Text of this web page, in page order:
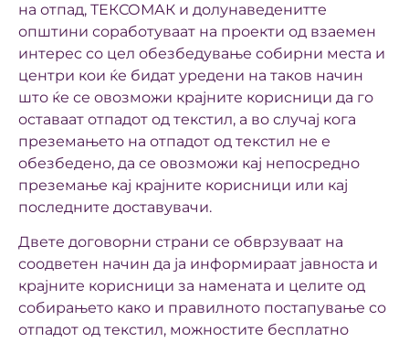
на отпад, ТЕКСОМАК и долунаведенитте
општини соработуваат на проекти од взаемен
интерес со цел обезбедување собирни места и
центри кои ќе бидат уредени на таков начин
што ќе се овозможи крајните корисници да го
оставаат отпадот од текстил, a во случај кога
преземањето на отпадот од текстил не е
обезбедено, да се овозможи кај непосредно
преземање кај крајните корисници или кај
последните доставувачи.
Двете договорни страни се обврзуваат на
соодветен начин да ја информираат јавноста и
крајните корисници за намената и целите од
собирањето како и правилното постапување со
отпадот од текстил, можностите бесплатно